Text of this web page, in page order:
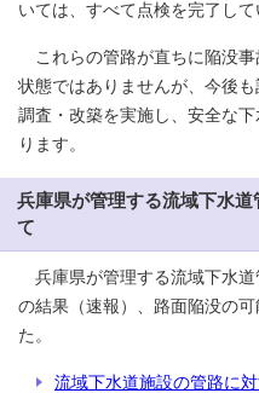
いては、すべて点検を完了して
これらの管路が直ちに陥没事
状態ではありませんが、今後
調査・改築を実施し、安全な
ります。
兵庫県が管理する流域下水
て
兵庫県が管理する流域下水道
の結果（速報）、路面陥没の
た。
流域下水道施設の管路に